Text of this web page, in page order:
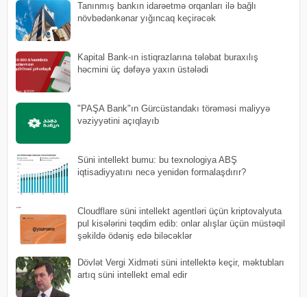
Tanınmış bankın idarəetmə orqanları ilə bağlı
növbədənkənar yığıncaq keçirəcək
Kapital Bank-ın istiqrazlarına tələbat buraxılış
həcmini üç dəfəyə yaxın üstələdi
"PAŞA Bank"ın Gürcüstandakı törəməsi maliyyə
vəziyyətini açıqlayıb
Süni intellekt bumu: bu texnologiya ABŞ
iqtisadiyyatını necə yenidən formalaşdırır?
Cloudflare süni intellekt agentləri üçün kriptovalyuta
pul kisələrini təqdim edib: onlar alışlar üçün müstəqil
şəkildə ödəniş edə biləcəklər
Dövlət Vergi Xidməti süni intellektə keçir, məktubları
artıq süni intellekt emal edir